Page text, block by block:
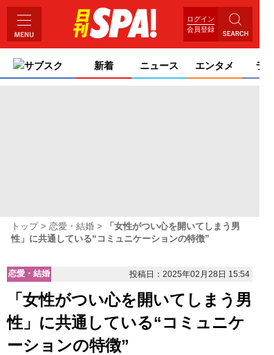
ログイン
会員登録
サブスク 新着 ニュース エンタメ ライ
トップ 恋愛・結婚
「女性がつい心を開いてしまう男
性」に共通している“コミュニケーションの特徴”
恋愛・結婚 投稿日：2025年02月28日 15:54
「女性がつい心を開いてしまう男
性」に共通している“コミュニケ
ーションの特徴”